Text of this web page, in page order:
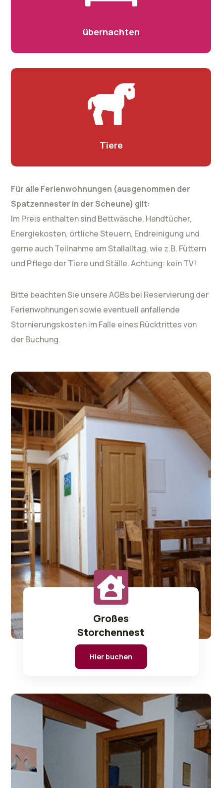
übernachten
Tiere
Für alle Ferienwohnungen (ausgenommen der
Spatzennester in der Scheune) gilt:
Im Preis enthalten sind Bettwäsche, Handtücher,
Energiekosten, örtliche Steuern, Endreinigung und
gerne auch Teilnahme am Stallalltag, wie z.B. Füttern
und Pflege der Tiere und Ställe. Achtung: kein TV!
Bitte beachten Sie unsere AGBs bei Reservierung der
Ferienwohnungen sowie eventuell anfallende
Stornierungskosten im Falle eines Rücktrittes von
der Buchung.
Großes
Storchennest
Hier buchen